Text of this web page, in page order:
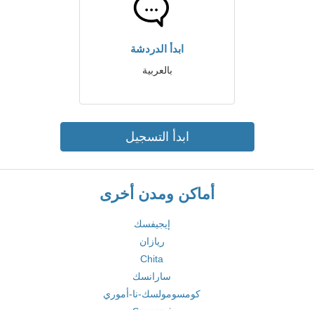
ابدأ الدردشة
بالعربية
ابدأ التسجيل
أماكن ومدن أخرى
إيجيفسك
ريازان
Chita
سارانسك
كومسومولسك-نا-أموري